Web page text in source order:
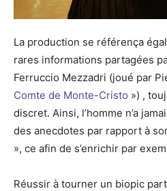
La production se référença
rares informations partagées
Ferruccio Mezzadri (joué par
Comte de Monte-Cristo ») ,
discret. Ainsi, l’homme n’a
des anecdotes par rapport à
», ce afin de s’enrichir par
Réussir à tourner un biopic